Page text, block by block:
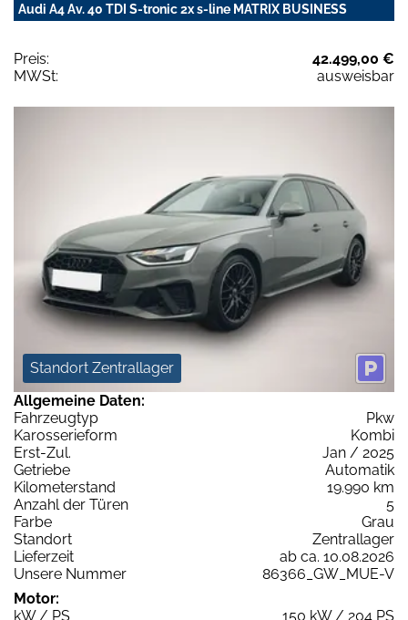
Audi A4 Av. 40 TDI S-tronic 2x s-line MATRIX BUSINESS
Preis:
42.499,00 €
MWSt:
ausweisbar
Standort Zentrallager
Allgemeine Daten:
Fahrzeugtyp
Pkw
Karosserieform
Kombi
Erst-Zul.
Jan / 2025
Getriebe
Automatik
Kilometerstand
19.990 km
Anzahl der Türen
5
Farbe
Grau
Standort
Zentrallager
Lieferzeit
ab ca. 10.08.2026
Unsere Nummer
86366_GW_MUE-V
Motor:
kW / PS
150 kW / 204 PS